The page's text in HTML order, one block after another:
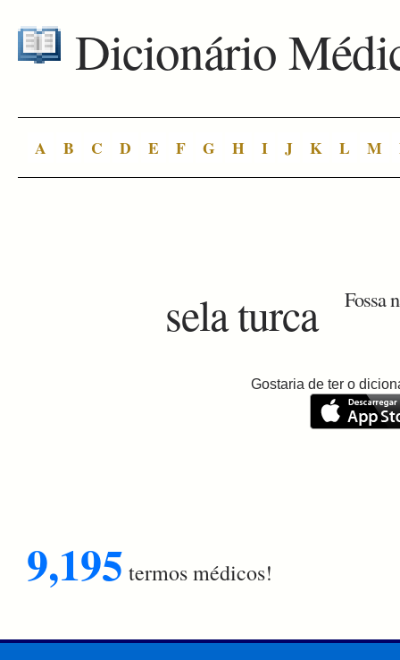
Dicionário
A B C D E F G H I J K L M
sela turca Fossa
Gostaria de ter o
9,195 termos médicos!